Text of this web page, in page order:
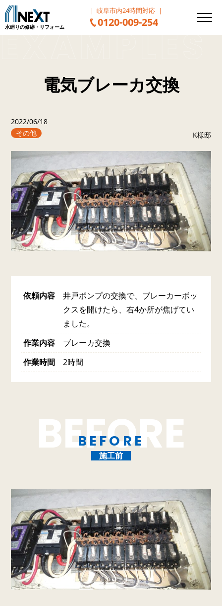
水廻りの修繕・リフォーム
岐阜市内24時間対応
0120-009-254
電気ブレーカ交換
2022/06/18
その他
K様邸
依頼内容
井戸ポンプの交換で、ブレーカーボッ
クスを開けたら、右4か所が焦げてい
ました。
作業内容
ブレーカ交換
作業時間
2時間
BEFORE
施工前